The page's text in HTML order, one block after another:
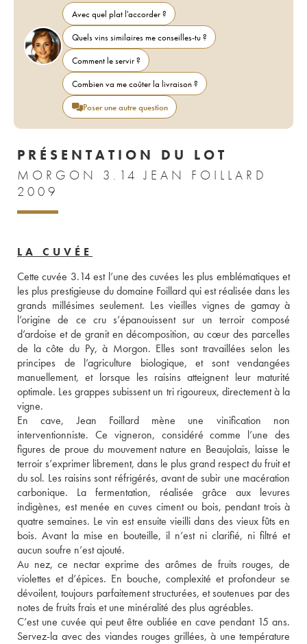
Avec quel plat l'accorder ?
Quels vins similaires me conseilles-tu ?
Comment le servir ?
Combien va me coûter la livraison ?
Poser une autre question
PRÉSENTATION DU LOT
MORGON 3.14 JEAN FOILLARD
2009
LA CUVÉE
Cette cuvée 3.14 est l’une des cuvées les plus emblématiques et
les plus prestigieuse du domaine Foillard qui est réalisée dans les
grands millésimes seulement. Les vieilles vignes de gamay à
l’origine de ce cru s’épanouissent sur un terroir composé
d’ardoise et de granit en décomposition, au cœur des parcelles
de la côte du Py, à Morgon. Elles sont travaillées selon les
principes de l’agriculture biologique, et sont vendangées
manuellement, et lorsque les raisins atteignent leur maturité
optimale. Les grappes subissent un tri rigoureux, directement à la
vigne.
En cave, Jean Foillard mène une vinification non
interventionniste. Ce vigneron, considéré comme l’une des
figures de proue du mouvement nature en Beaujolais, laisse le
terroir s’exprimer librement, dans le plus grand respect du fruit et
du sol. Les raisins sont réfrigérés, avant de subir une macération
carbonique. La fermentation, réalisée grâce aux levures
indigènes, est menée en cuves ciment ou bois, pendant trois à
quatre semaines. Le vin est ensuite vieilli dans des vieux fûts en
bois. Avant la mise en bouteille, il n’est ni clarifié, ni filtré et
aucun soufre n’est ajouté.
Au nez, ce nectar exprime des arômes de fruits rouges, de
violettes et d’épices. En bouche, complexité et profondeur se
dévoilent, toujours parfaitement structurées, et soutenues par des
notes de fruits frais et une minéralité des plus agréables.
C’est une cuvée qui peut être oubliée en cave pendant 15 ans.
Servez-la avec des viandes rouges grillées, à une température